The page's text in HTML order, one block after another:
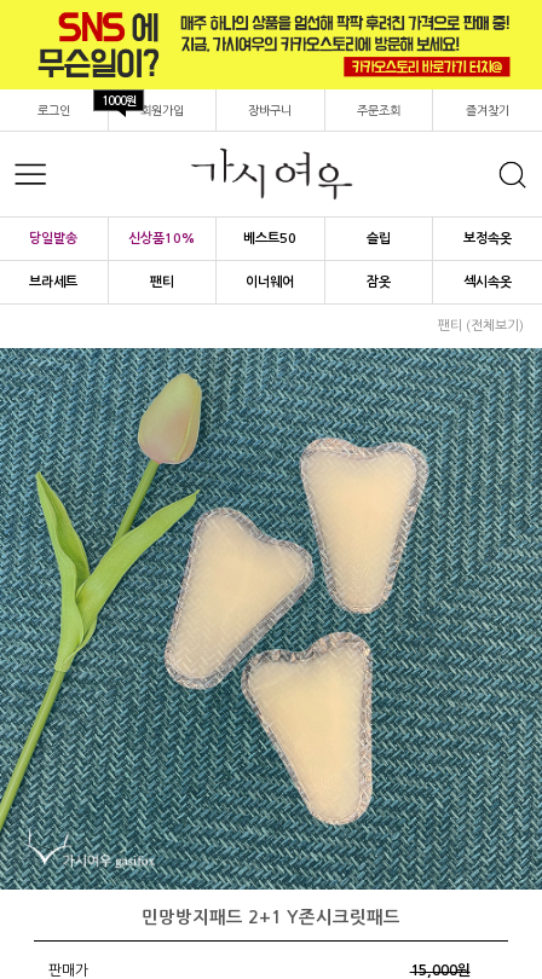
로그인 회원가입
1000원
장바구니 주문조회 즐겨찾기
당일발송 신상품10% 베스트50 슬립 보정속옷
브라세트 팬티 이너웨어 잠옷 섹시속옷
팬티 (전체보기)
민망방지패드 2+1 Y존시크릿패드
판매가 15,000원